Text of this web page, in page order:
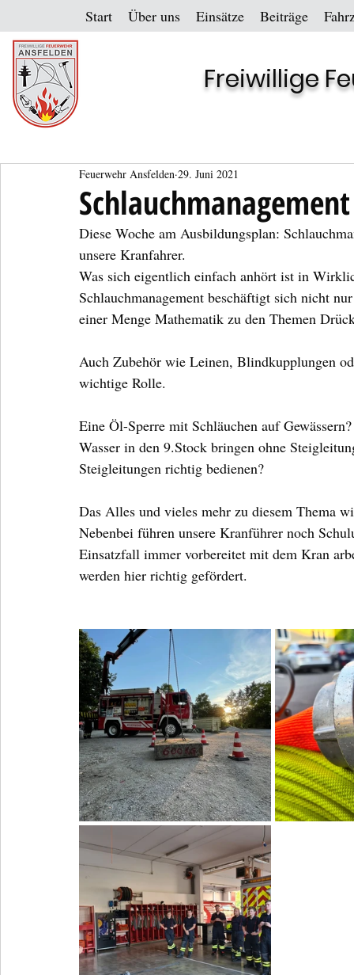
Start Über uns Einsätze Beiträge
Freiwillige
Feuerwehr Ansfelden 29. Juni 2021
Diese Woche am Ausbildungsplan:
unsere Kranfahrer.
Was sich eigentlich einfach anhört ist in
Schlauchmanagement beschäftigt sich nicht
einer Menge Mathematik zu den Themen
Auch Zubehör wie Leinen, Blindkupplungen
wichtige Rolle.
Eine Öl-Sperre mit Schläuchen auf
Wasser in den 9.Stock bringen ohne
Steigleitungen richtig bedienen?
Das Alles und vieles mehr zu diesem Thema
Nebenbei führen unsere Kranführer noch
Einsatzfall immer vorbereitet mit dem Kran
werden hier richtig gefördert.